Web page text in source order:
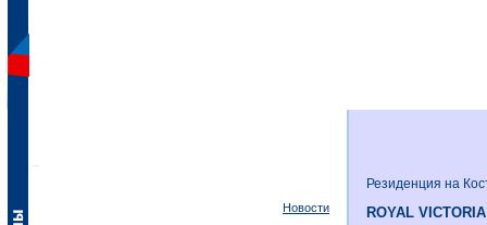
Новости
Резиденция на
ROYAL